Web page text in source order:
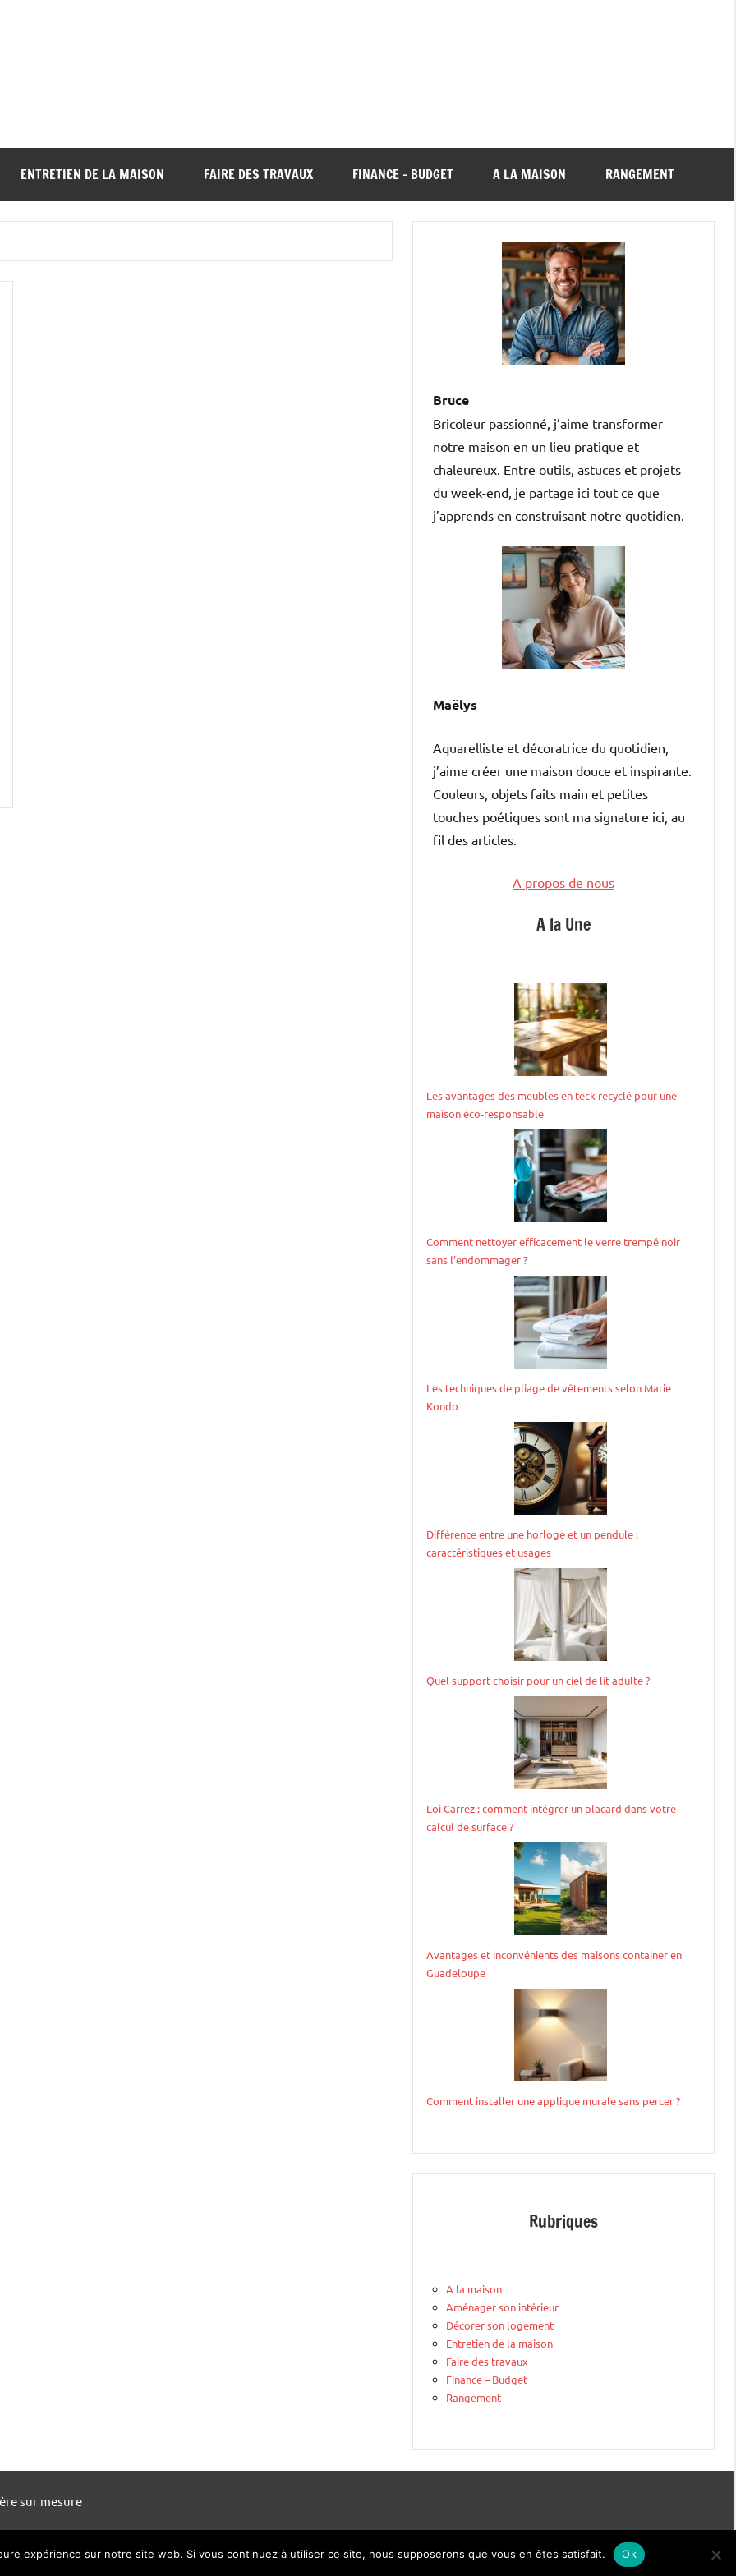
ENTRETIEN DE LA MAISON FAIRE DES TRAVAUX FINANCE – BUDGET A LA MAISON RANGEMENT
Bruce
Bricoleur passionné, j’aime transformer
notre maison en un lieu pratique et
chaleureux. Entre outils, astuces et projets
du week-end, je partage ici tout ce que
j’apprends en construisant notre quotidien.
Maëlys
Aquarelliste et décoratrice du quotidien,
j’aime créer une maison douce et inspirante.
Couleurs, objets faits main et petites
touches poétiques sont ma signature ici, au
fil des articles.
A propos de nous
A la Une
Les avantages des meubles en teck recyclé pour une
maison éco-responsable
Comment nettoyer efficacement le verre trempé noir
sans l’endommager ?
Les techniques de pliage de vêtements selon Marie
Kondo
Différence entre une horloge et un pendule :
caractéristiques et usages
Quel support choisir pour un ciel de lit adulte ?
Loi Carrez : comment intégrer un placard dans votre
calcul de surface ?
Avantages et inconvénients des maisons container en
Guadeloupe
Comment installer une applique murale sans percer ?
Rubriques
A la maison
Aménager son intérieur
Décorer son logement
Entretien de la maison
Faire des travaux
Finance – Budget
Rangement
sur mesure
expérience sur notre site web. Si vous continuez à utiliser ce site, nous supposerons que vous en êtes satisfait. Ok